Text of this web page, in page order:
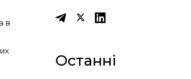
в
Останні